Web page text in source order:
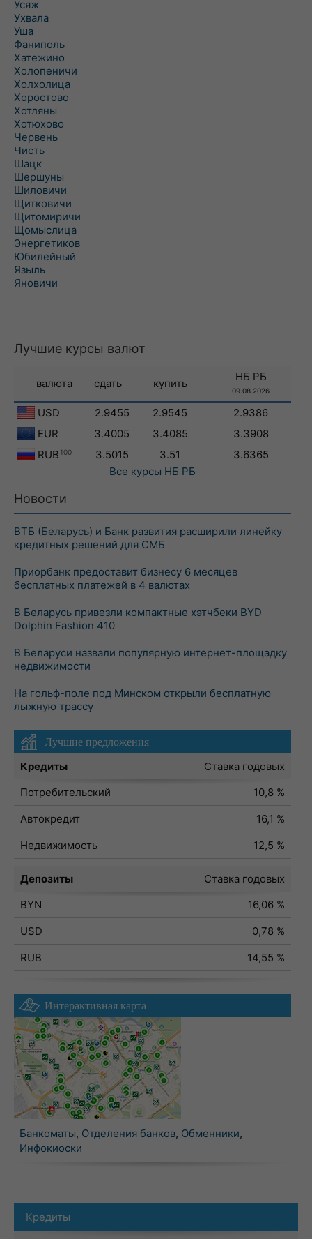
Усяж
Ухвала
Уша
Фаниполь
Хатежино
Холопеничи
Холхолица
Хоростово
Хотляны
Хотюхово
Червень
Чисть
Шацк
Шершуны
Шиловичи
Щитковичи
Щитомиричи
Щомыслица
Энергетиков
Юбилейный
Языль
Яновичи
Лучшие курсы валют
валюта сдать купить
НБ РБ
09.08.2026
USD 2.9455 2.9545
2.9386
EUR
3.4005 3.4085
3.3908
RUB 100 3.5015 3.51
3.6365
Все курсы НБ РБ
Новости
ВТБ (Беларусь) и Банк развития расширили линейку
кредитных решений для СМБ
Приорбанк предоставит бизнесу 6 месяцев
бесплатных платежей в 4 валютах
В Беларусь привезли компактные хэтчбеки BYD
Dolphin Fashion 410
В Беларуси назвали популярную интернет-площадку
недвижимости
На гольф-поле под Минском открыли бесплатную
лыжную трассу
Лучшие предложения
Кредиты
Ставка годовых
Потребительский
10,8 %
Автокредит
16,1 %
Недвижимость
12,5 %
Депозиты
Ставка годовых
BYN
16,06 %
USD
0,78 %
RUB
14,55 %
Интерактивная карта
Банкоматы, Отделения банков, Обменники,
Инфокиоски
Кредиты